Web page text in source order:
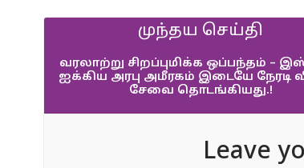
முந்தய செய்தி
வரலாற்று சிறப்புமிக்க ஒப்பந்தம் –
ஐக்கிய அரபு அமீரகம் இடையே நேரடி
சேவை தொடங்கியது.!
Leave